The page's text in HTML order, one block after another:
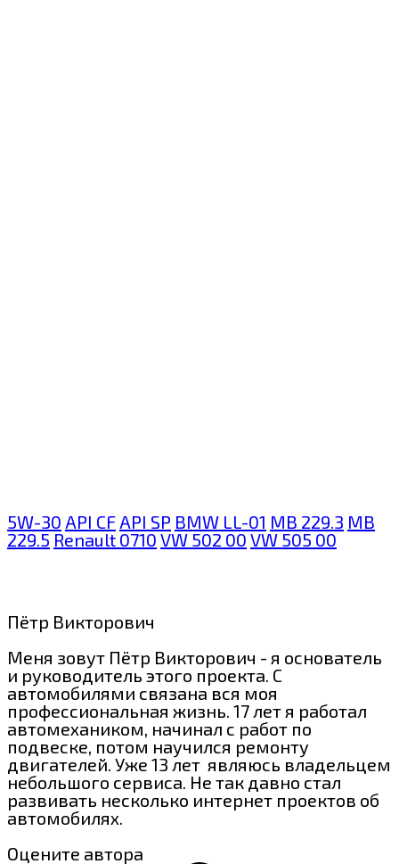
5W-30 API CF API SP BMW LL-01 MB 229.3 MB
229.5 Renault 0710 VW 502 00 VW 505 00
Пётр Викторович
Меня зовут Пётр Викторович - я основатель
и руководитель этого проекта. С
автомобилями связана вся моя
профессиональная жизнь. 17 лет я работал
автомехаником, начинал с работ по
подвеске, потом научился ремонту
двигателей. Уже 13 лет являюсь владельцем
небольшого сервиса. Не так давно стал
развивать несколько интернет проектов об
автомобилях.
Оцените автора